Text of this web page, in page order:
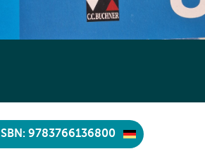
ISBN: 9783766136800